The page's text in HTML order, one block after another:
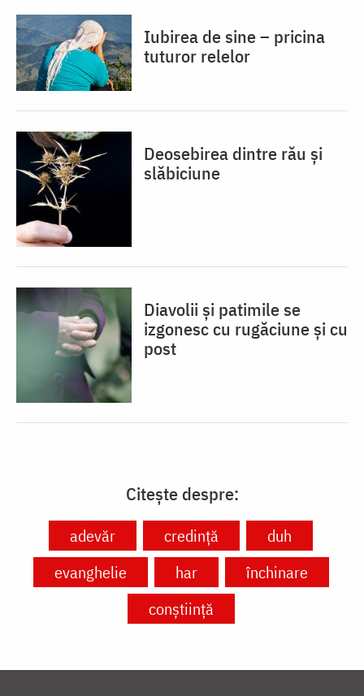
Iubirea de sine – pricina
tuturor relelor
Deosebirea dintre rău și
slăbiciune
Diavolii și patimile se
izgonesc cu rugăciune și cu
post
Citește despre:
adevăr credință
duh
evanghelie
har
închinare
conștiință